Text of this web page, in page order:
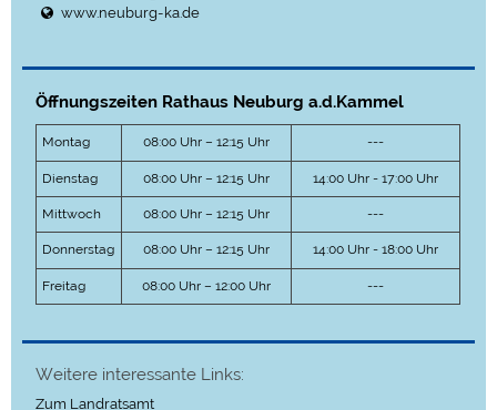
www.neuburg-ka.de
Öffnungszeiten Rathaus Neuburg a.d.Kammel
Montag 08:00 Uhr – 12:15 Uhr ---
Dienstag 08:00 Uhr – 12:15 Uhr 14:00 Uhr - 17:00 Uhr
Mittwoch 08:00 Uhr – 12:15 Uhr ---
Donnerstag 08:00 Uhr – 12:15 Uhr 14:00 Uhr - 18:00 Uhr
Freitag 08:00 Uhr – 12:00 Uhr ---
Weitere interessante Links:
Zum Landratsamt